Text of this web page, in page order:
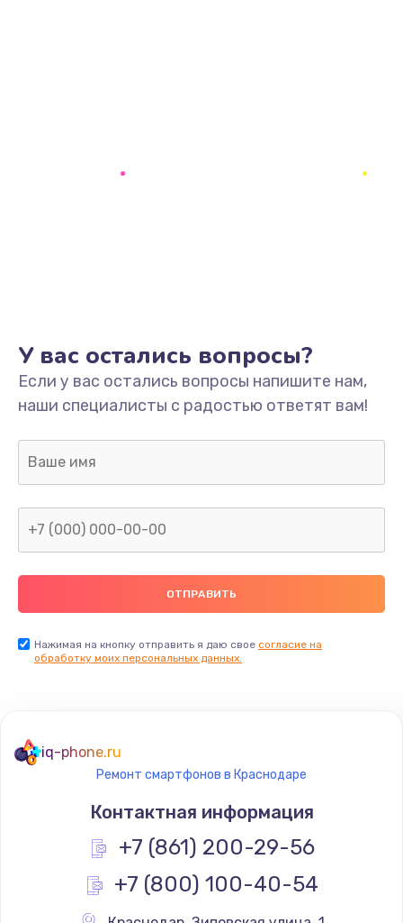
У вас остались вопросы?
Если у вас остались вопросы напишите нам,
наши специалисты с радостью ответят вам!
Нажимая на кнопку отправить я даю свое согласие на
обработку моих персональных данных.
iq-phone.ru
Ремонт смартфонов в Краснодаре
Контактная информация
+7 (861) 200-29-56
+7 (800) 100-40-54